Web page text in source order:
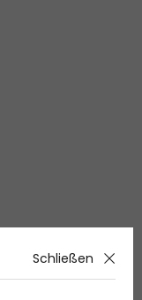
Schließen